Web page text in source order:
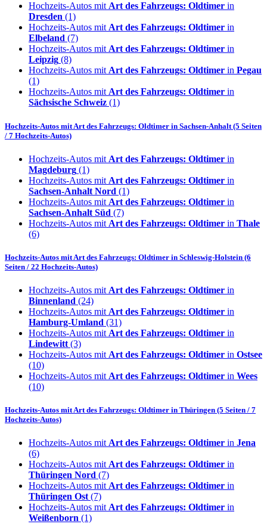
Hochzeits-Autos mitArt des Fahrzeugs: Oldtimer in
Dresden (1)
Hochzeits-Autos mitArt des Fahrzeugs: Oldtimer in
Elbeland (7)
Hochzeits-Autos mitArt des Fahrzeugs: Oldtimer in
Leipzig (8)
Hochzeits-Autos mitArt des Fahrzeugs: Oldtimer in Pegau
(1)
Hochzeits-Autos mitArt des Fahrzeugs: Oldtimer in
Sächsische Schweiz (1)
Hochzeits-Autos mit Art des Fahrzeugs: Oldtimer in Sachsen-Anhalt (5 Seiten
/ 7 Hochzeits-Autos)
Hochzeits-Autos mit Art des Fahrzeugs: Oldtimer in
Magdeburg (1)
Hochzeits-Autos mit Art des Fahrzeugs: Oldtimer in
Sachsen-Anhalt Nord (1)
Hochzeits-Autos mit Art des Fahrzeugs: Oldtimer in
Sachsen-Anhalt Süd (7)
Hochzeits-Autos mit Art des Fahrzeugs: Oldtimer in Thale
(6)
Hochzeits-Autos mit Art des Fahrzeugs: Oldtimer in Schleswig-Holstein (6
Seiten / 22 Hochzeits-Autos)
Hochzeits-Autos mit Art des Fahrzeugs: Oldtimer in
Binnenland (24)
Hochzeits-Autos mit Art des Fahrzeugs: Oldtimer in
Hamburg-Umland (31)
Hochzeits-Autos mit Art des Fahrzeugs: Oldtimer in
Lindewitt (3)
Hochzeits-Autos mit Art des Fahrzeugs: Oldtimer in Ostsee
(10)
Hochzeits-Autos mit Art des Fahrzeugs: Oldtimer in Wees
(10)
Hochzeits-Autos mitArt des Fahrzeugs: Oldtimer in Thüringen (5 Seiten / 7
Hochzeits-Autos)
Hochzeits-Autos mitArt des Fahrzeugs: Oldtimer in Jena
(6)
Hochzeits-Autos mitArt des Fahrzeugs: Oldtimer in
Thüringen Nord (7)
Hochzeits-Autos mitArt des Fahrzeugs: Oldtimer in
Thüringen Ost(7)
Hochzeits-Autos mitArt des Fahrzeugs: Oldtimer in
Weißenborn (1)